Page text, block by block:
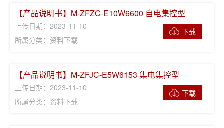
【产品说明书】M-ZFZC-E10W6600 自电集控型
上传日期：2023-11-10
所属分类：资料下载
下载
【产品说明书】M-ZFJC-E5W6153 集电集控型
上传日期：2023-11-10
所属分类：资料下载
下载